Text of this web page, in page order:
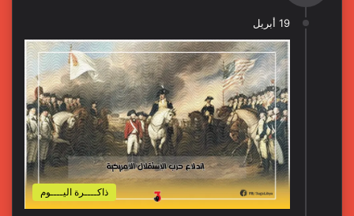
19 أبريل
ذاكــــرة اليــــوم